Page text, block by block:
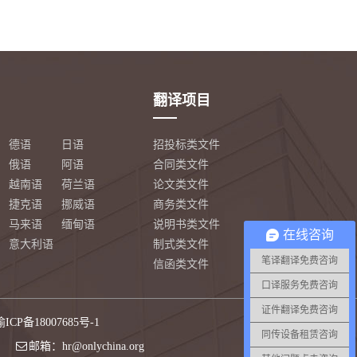
德语
日语
俄语
阿语
越南语
荷兰语
捷克语
挪威语
马来语
缅甸语
意大利语
翻译项目
招投标类文件
合同类文件
论文类文件
商务类文件
说明书类文件
制式类文件
信函类文件
ICP备18007685号-1
邮箱：hr@onlychina.org
在线咨询
笔译翻译免费咨询
口译服务免费咨询
证件翻译免费咨询
同传设备租赁咨询